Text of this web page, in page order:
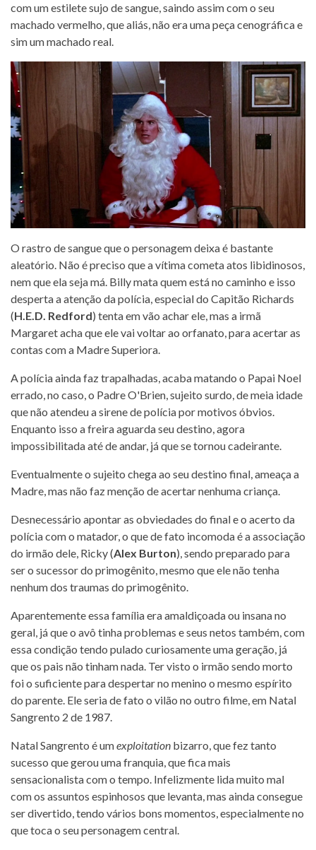
com um estilete sujo de sangue, saindo assim com o seu
machado vermelho, que aliás, não era uma peça cenográfica e
sim um machado real.
O rastro de sangue que o personagem deixa é bastante
aleatório. Não é preciso que a vítima cometa atos libidinosos,
nem que ela seja má. Billy mata quem está no caminho e isso
desperta a atenção da polícia, especial do Capitão Richards
(H.E.D. Redford) tenta em vão achar ele, mas a irmã
Margaret acha que ele vai voltar ao orfanato, para acertar as
contas com a Madre Superiora.
A polícia ainda faz trapalhadas, acaba matando o Papai Noel
errado, no caso, o Padre O'Brien, sujeito surdo, de meia idade
que não atendeu a sirene de polícia por motivos óbvios.
Enquanto isso a freira aguarda seu destino, agora
impossibilitada até de andar, já que se tornou cadeirante.
Eventualmente o sujeito chega ao seu destino final, ameaça a
Madre, mas não faz menção de acertar nenhuma criança.
Desnecessário apontar as obviedades do final e o acerto da
polícia com o matador, o que de fato incomoda é a associação
do irmão dele, Ricky (Alex Burton), sendo preparado para
ser o sucessor do primogênito, mesmo que ele não tenha
nenhum dos traumas do primogênito.
Aparentemente essa família era amaldiçoada ou insana no
geral, já que o avô tinha problemas e seus netos também, com
essa condição tendo pulado curiosamente uma geração, já
que os pais não tinham nada. Ter visto o irmão sendo morto
foi o suficiente para despertar no menino o mesmo espírito
do parente. Ele seria de fato o vilão no outro filme, em Natal
Sangrento 2 de 1987.
Natal Sangrento é umexploitation bizarro, que fez tanto
sucesso que gerou uma franquia, que fica mais
sensacionalista com o tempo. Infelizmente lida muito mal
com os assuntos espinhosos que levanta, mas ainda consegue
ser divertido, tendo vários bons momentos, especialmente no
que toca o seu personagem central.